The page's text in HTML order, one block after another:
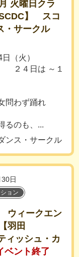
火曜日クラ
】 スコ
・サークル
（火）
２４日は ～１
問わず踊れ
るのも、...
ンス・サークル
日
ョン
ウィークエン
羽田
ッシュ・カ
ベント終了